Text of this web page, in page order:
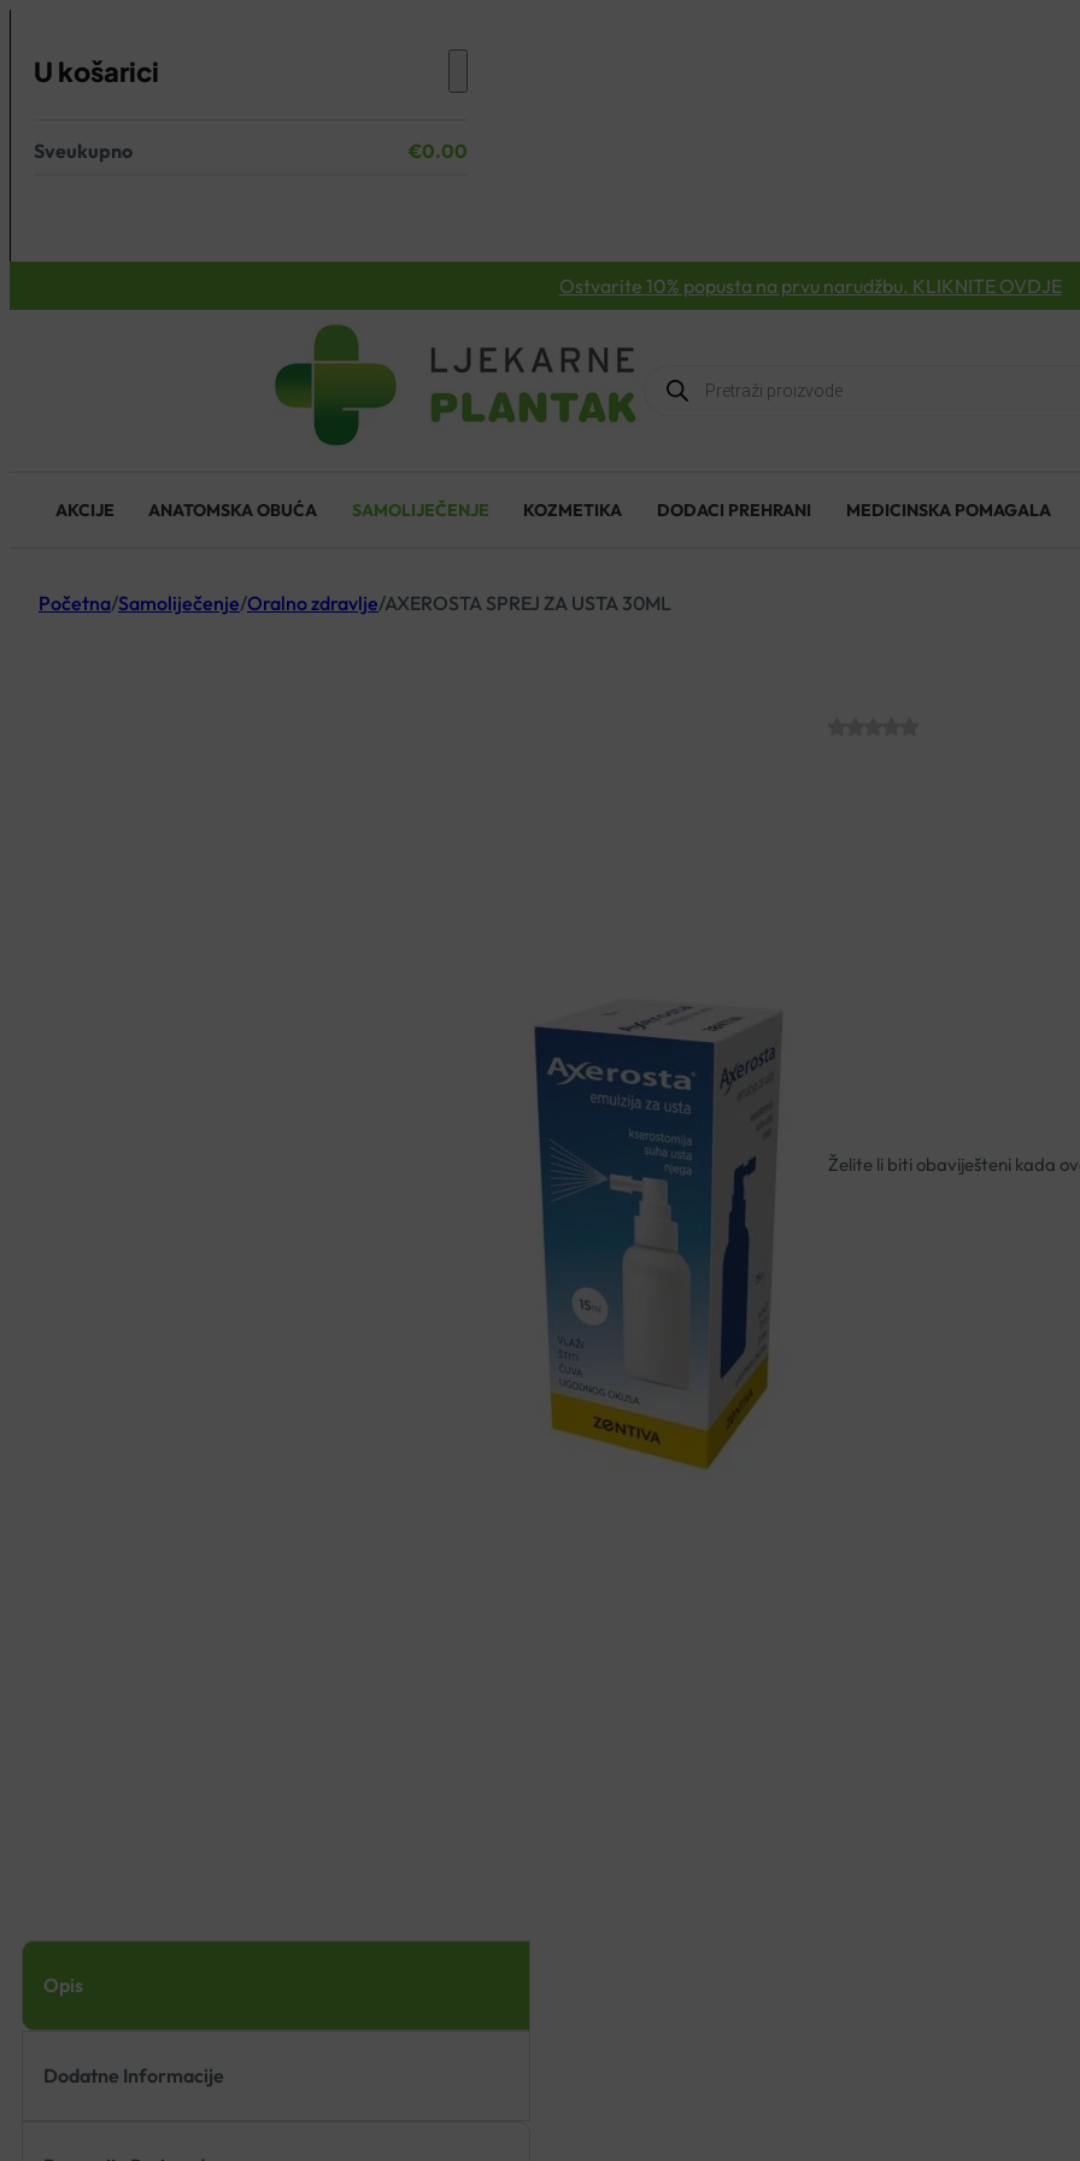
U košarici
Nema proizvoda u košarici.
Sveukupno €0.00
Ostvarite 10% popusta na prvu narudžbu. KLIKNITE OVDJE
Products
search
AKCIJE ANATOMSKA OBUĆA SAMOLIJEČENJE KOZMETIKA DODACI PREHRANI MEDICINSKA POMAGALA
Početna/Samoliječenje/Oralno zdravlje/AXEROSTA SPREJ ZA USTA 30ML
Opis
Dodatne Informacije